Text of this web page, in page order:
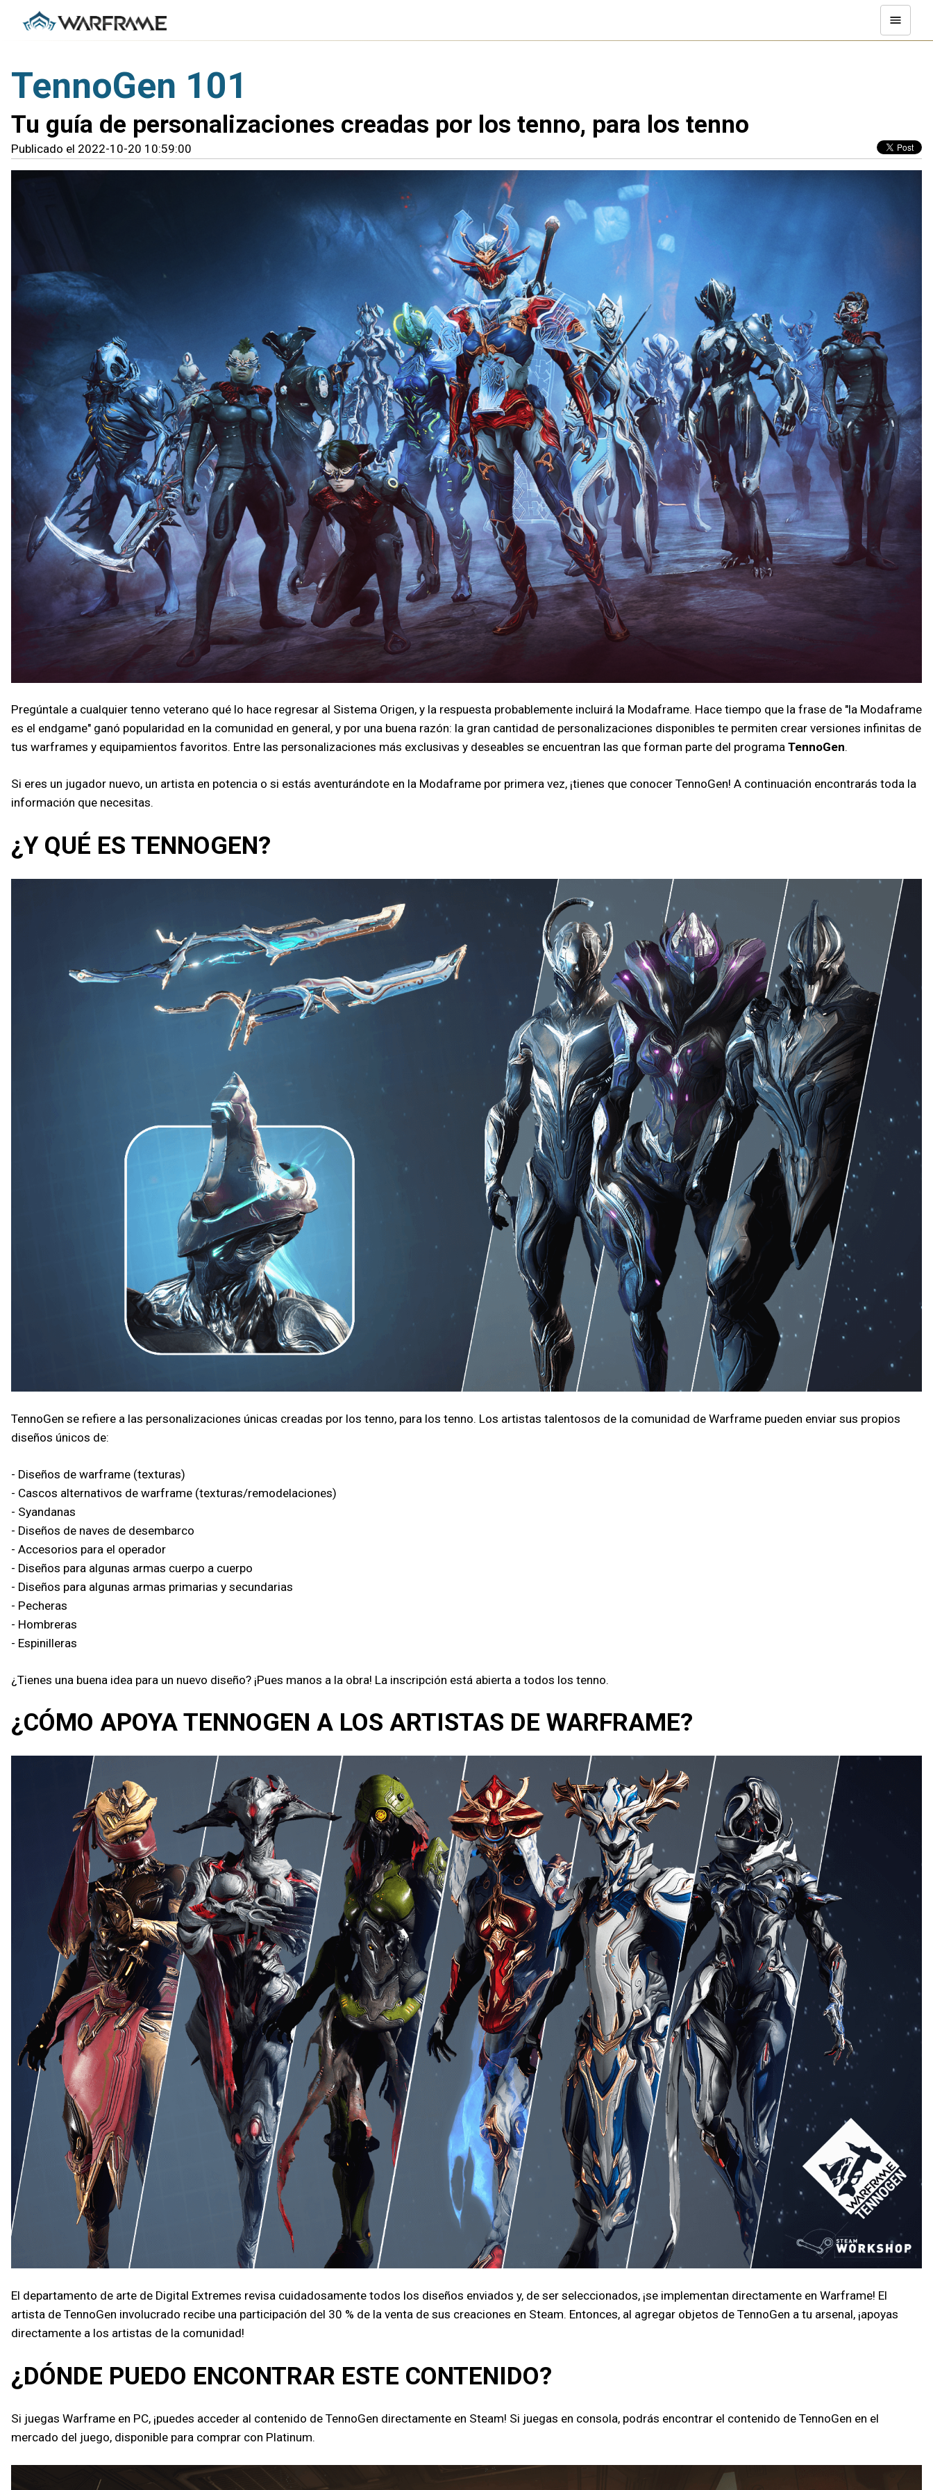
TennoGen 101
Tu guía de personalizaciones creadas por los tenno, para los tenno
Publicado el 2022-10-20 10:59:00
Pregúntale a cualquier tenno veterano qué lo hace regresar al Sistema Origen, y la respuesta probablemente incluirá la Modaframe. Hace tiempo que la frase de "la Modaframe
es el endgame" ganó popularidad en la comunidad en general, y por una buena razón: la gran cantidad de personalizaciones disponibles te permiten crear versiones infinitas de
tus warframes y equipamientos favoritos. Entre las personalizaciones más exclusivas y deseables se encuentran las que forman parte del programa TennoGen.
Si eres un jugador nuevo, un artista en potencia o si estás aventurándote en la Modaframe por primera vez, ¡tienes que conocer TennoGen! A continuación encontrarás toda la
información que necesitas.
¿Y QUÉ ES TENNOGEN?
TennoGen se refiere a las personalizaciones únicas creadas por los tenno, para los tenno. Los artistas talentosos de la comunidad de Warframe pueden enviar sus propios
diseños únicos de:
- Diseños de warframe (texturas)
- Cascos alternativos de warframe (texturas/remodelaciones)
- Syandanas
- Diseños de naves de desembarco
- Accesorios para el operador
- Diseños para algunas armas cuerpo a cuerpo
- Diseños para algunas armas primarias y secundarias
- Pecheras
- Hombreras
- Espinilleras
¿Tienes una buena idea para un nuevo diseño? ¡Pues manos a la obra! La inscripción está abierta a todos los tenno.
¿CÓMO APOYA TENNOGEN A LOS ARTISTAS DE WARFRAME?
El departamento de arte de Digital Extremes revisa cuidadosamente todos los diseños enviados y, de ser seleccionados, ¡se implementan directamente en Warframe! El
artista de TennoGen involucrado recibe una participación del 30 % de la venta de sus creaciones en Steam. Entonces, al agregar objetos de TennoGen a tu arsenal, ¡apoyas
directamente a los artistas de la comunidad!
¿DÓNDE PUEDO ENCONTRAR ESTE CONTENIDO?
Si juegas Warframe en PC, ¡puedes acceder al contenido de TennoGen directamente en Steam! Si juegas en consola, podrás encontrar el contenido de TennoGen en el
mercado del juego, disponible para comprar con Platinum.